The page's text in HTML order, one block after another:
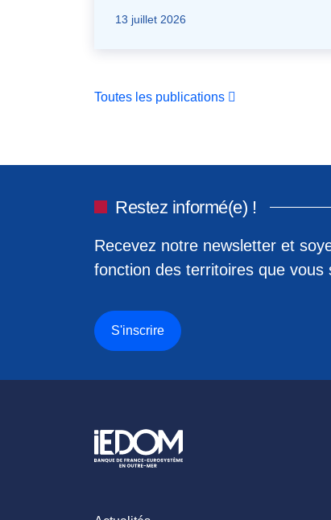
13 juillet 2026
Toutes les publications
Restez informé(e) !
Recevez notre newsletter et
fonction des territoires que vous
S'inscrire